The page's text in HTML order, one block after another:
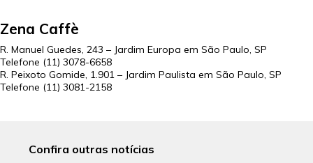
Zena Caffè
R. Manuel Guedes, 243 – Jardim Europa em São Paulo, SP
Telefone (11) 3078-6658
R. Peixoto Gomide, 1.901 – Jardim Paulista em São Paulo, SP
Telefone (11) 3081-2158
Confira outras notícias